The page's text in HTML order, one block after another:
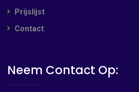
Prijslijst
Contact
Neem Contact Op: